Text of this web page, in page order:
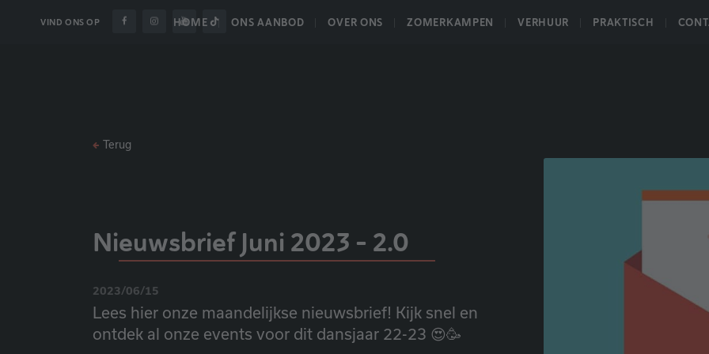
VIND ONS OP HOME ONS AANBOD OVER ONS ZOMERKAMPEN VERHUUR PRAKTISCH
Nieuwsbrief Juni 2023 - 2.0
2023/06/15
Lees hier onze maandelijkse nieuwsbrief! Kijk snel en
ontdek al onze events voor dit dansjaar 22-23 😍🥳
Terug